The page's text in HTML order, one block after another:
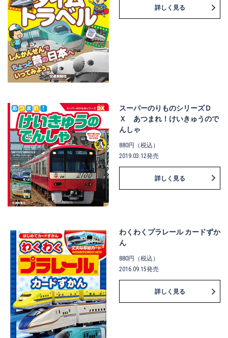
詳しく見る
スーパーのりものシリーズＤ
Ｘ あつまれ！けいきゅうので
んしゃ
880円（税込）
2019.03.12発売
詳しく見る
わくわくプラレール カードずか
ん
880円（税込）
2016.09.15発売
詳しく見る